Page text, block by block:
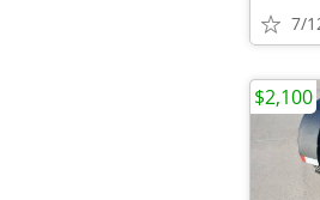
7/
$2,100